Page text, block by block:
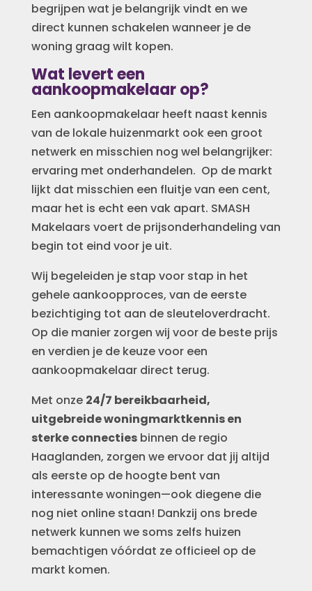
begrijpen wat je belangrijk vindt en we
direct kunnen schakelen wanneer je de
woning graag wilt kopen.
Wat levert een
aankoopmakelaar op?
Een aankoopmakelaar heeft naast kennis
van de lokale huizenmarkt ook een groot
netwerk en misschien nog wel belangrijker:
ervaring met onderhandelen. Op de markt
lijkt dat misschien een fluitje van een cent,
maar het is echt een vak apart. SMASH
Makelaars voert de prijsonderhandeling van
begin tot eind voor je uit.
Wij begeleiden je stap voor stap in het
gehele aankoopproces, van de eerste
bezichtiging tot aan de sleuteloverdracht.
Op die manier zorgen wij voor de beste prijs
en verdien je de keuze voor een
aankoopmakelaar direct terug.
Met onze 24/7 bereikbaarheid,
uitgebreide woningmarktkennis en
sterke connectiesbinnen de regio
Haaglanden, zorgen we ervoor dat jij altijd
als eerste op de hoogte bent van
interessante woningen—ook diegene die
nog niet online staan! Dankzij ons brede
netwerk kunnen we soms zelfs huizen
bemachtigen vóórdat ze officieel op de
markt komen.